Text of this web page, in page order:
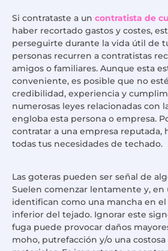
Si contrataste a un contratista de
haber recortado gastos y costes,
perseguirte durante la vida útil de
personas recurren a contratistas
amigos o familiares. Aunque esta
conveniente, es posible que no
credibilidad, experiencia y
numerosas leyes relacionadas con
engloba esta persona o empresa.
contratar a una empresa reputada,
todas tus necesidades de techado.
Las goteras pueden ser señal de
Suelen comenzar lentamente y, en
identifican como una mancha en
inferior del tejado. Ignorar este
fuga puede provocar daños
moho, putrefacción y/o una